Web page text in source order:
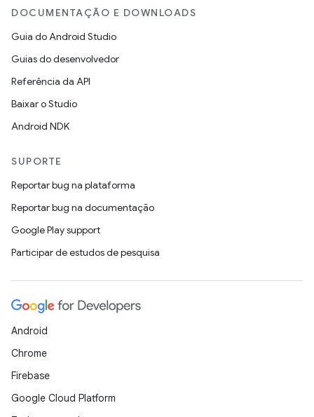
DOCUMENTAÇÃO E DOWNLOADS
Guia do Android Studio
Guias do desenvolvedor
Referência da API
Baixar o Studio
Android NDK
SUPORTE
Reportar bug na plataforma
Reportar bug na documentação
Google Play support
Participar de estudos de pesquisa
Android
Chrome
Firebase
Google Cloud Platform